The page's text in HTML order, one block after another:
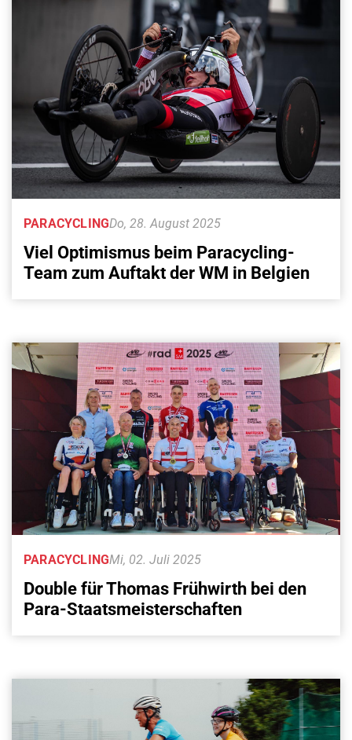
Do, 28. August 2025
PARACYCLING
Viel Optimismus beim Paracycling-
Team zum Auftakt der WM in Belgien
Mi, 02. Juli 2025
PARACYCLING
Double für Thomas Frühwirth bei den
Para-Staatsmeisterschaften